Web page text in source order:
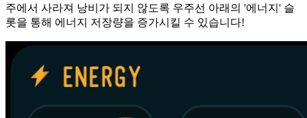
주에서 사라져 낭비가 되지 않도록 우주선 아래의 '에너지' 슬
롯을 통해 에너지 저장량을 증가시킬 수 있습니다!